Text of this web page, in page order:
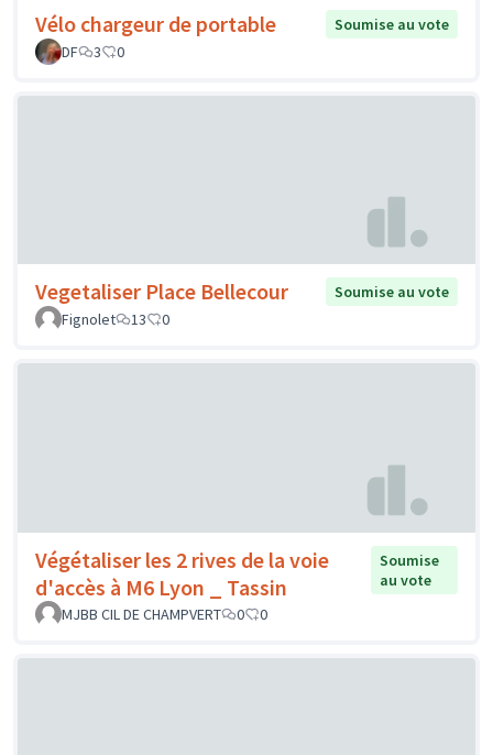
Vélo chargeur de portable
Soumise au vote
DF
3 0
Vegetaliser Place Bellecour
Soumise au vote
Fignolet
13 0
Végétaliser les 2 rives de la voie
d'accès à M6 Lyon _ Tassin
Soumise
au vote
MJBB CIL DE CHAMPVERT
0 0